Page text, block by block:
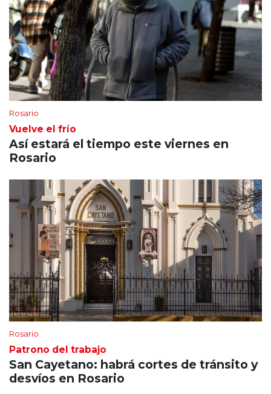
Rosario
Vuelve el frío
Así estará el tiempo este viernes en
Rosario
Rosario
Patrono del trabajo
San Cayetano: habrá cortes de tránsito y
desvíos en Rosario